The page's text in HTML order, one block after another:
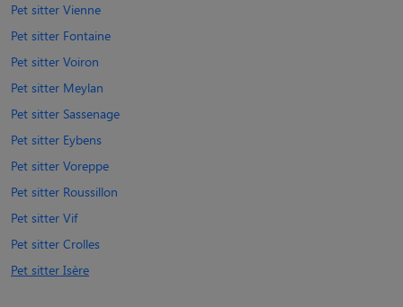
Pet sitter Vienne
Pet sitter Fontaine
Pet sitter Voiron
Pet sitter Meylan
Pet sitter Sassenage
Pet sitter Eybens
Pet sitter Voreppe
Pet sitter Roussillon
Pet sitter Vif
Pet sitter Crolles
Pet sitter Isère